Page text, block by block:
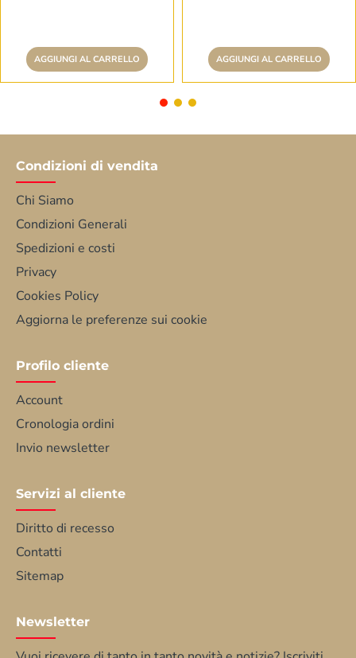
AGGIUNGI AL CARRELLO AGGIUNGI AL CARRELLO
Condizioni di vendita
Chi Siamo
Condizioni Generali
Spedizioni e costi
Privacy
Cookies Policy
Aggiorna le preferenze sui cookie
Profilo cliente
Account
Cronologia ordini
Invio newsletter
Servizi al cliente
Diritto di recesso
Contatti
Sitemap
Newsletter